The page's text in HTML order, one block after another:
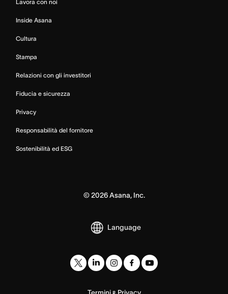
Lavora con noi
Inside Asana
Cultura
Stampa
Relazioni con gli investitori
Fiducia e sicurezza
Privacy
Responsabilità del fornitore
Sostenibilità ed ESG
© 2026Asana, Inc.
Language